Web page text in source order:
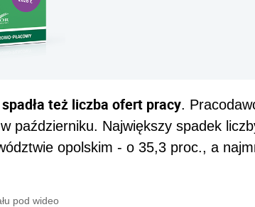
też liczba ofert pracy.
październiku. Największy spadek
opolskim - o 35,3 proc., a
pod wideo